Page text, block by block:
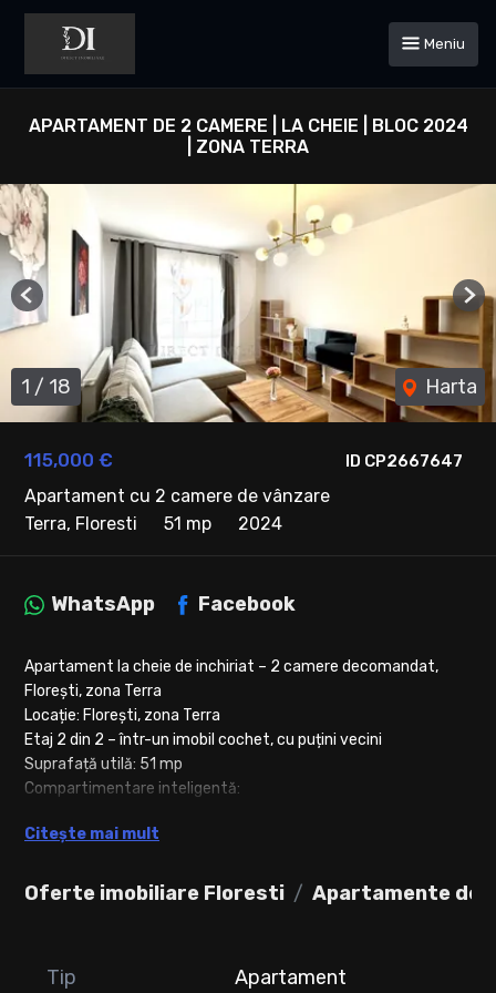
Meniu
APARTAMENT DE 2 CAMERE | LA CHEIE | BLOC 2024
| ZONA TERRA
ID CP2667647
115,000 €
Apartament cu 2 camere de vânzare
Terra, Floresti
51 mp 2024
1 / 18 Harta
Previous
Oferte imobiliare Floresti Apartamente de
WhatsApp Facebook
Apartament la cheie de inchiriat – 2 camere decomandat,
Florești, zona Terra
Locație: Florești, zona Terra
Etaj 2 din 2 – într-un imobil cochet, cu puțini vecini
Suprafață utilă: 51 mp
Compartimentare inteligentă:
euro.
Living luminos
Hol cu dressing
Citește mai mult
Tip
Apartament